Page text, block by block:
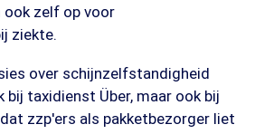
ook zelf op voor
ziekte.
over schijnzelfstandigheid
bij taxidienst Über, maar ook bij
zzp'ers als pakketbezorger liet